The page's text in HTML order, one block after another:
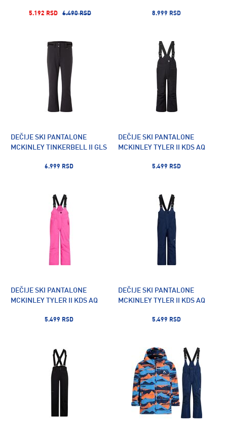
5.192 RSD 6.490 RSD 8.999 RSD
DEČIJE SKI PANTALONE
MCKINLEY TINKERBELL II GLS
6.999 RSD
DEČIJE SKI PANTALONE
MCKINLEY TYLER II KDS AQ
5.499 RSD
DEČIJE SKI PANTALONE
MCKINLEY TYLER II KDS AQ
5.499 RSD
DEČIJE SKI PANTALONE
MCKINLEY TYLER II KDS AQ
5.499 RSD